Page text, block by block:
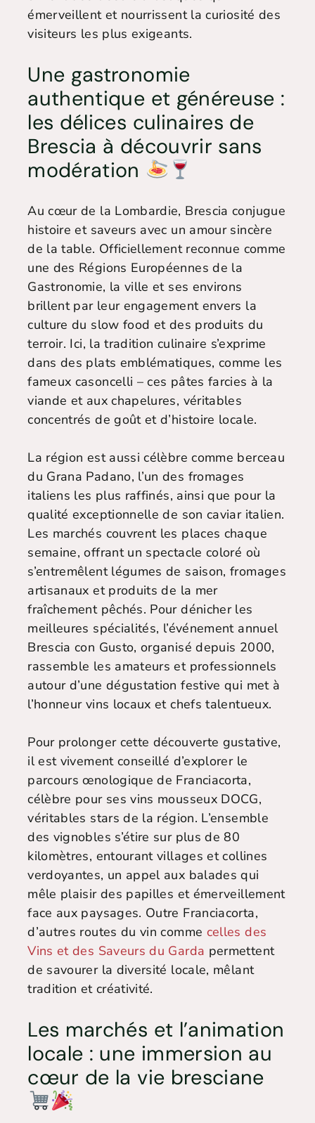
émerveillent et nourrissent la curiosité des
visiteurs les plus exigeants.
Une gastronomie
authentique et généreuse :
les délices culinaires de
Brescia à découvrir sans
modération
Au cœur de la Lombardie, Brescia conjugue
histoire et saveurs avec un amour sincère
de la table. Officiellement reconnue comme
une des Régions Européennes de la
Gastronomie, la ville et ses environs
brillent par leur engagement envers la
culture du slow food et des produits du
terroir. Ici, la tradition culinaire s’exprime
dans des plats emblématiques, comme les
fameux casoncelli – ces pâtes farcies à la
viande et aux chapelures, véritables
concentrés de goût et d’histoire locale.
La région est aussi célèbre comme berceau
du Grana Padano, l’un des fromages
italiens les plus raffinés, ainsi que pour la
qualité exceptionnelle de son caviar italien.
Les marchés couvrent les places chaque
semaine, offrant un spectacle coloré où
s’entremêlent légumes de saison, fromages
artisanaux et produits de la mer
fraîchement pêchés. Pour dénicher les
meilleures spécialités, l’événement annuel
Brescia con Gusto, organisé depuis 2000,
rassemble les amateurs et professionnels
autour d’une dégustation festive qui met à
l’honneur vins locaux et chefs talentueux.
Pour prolonger cette découverte gustative,
il est vivement conseillé d’explorer le
parcours œnologique de Franciacorta,
célèbre pour ses vins mousseux DOCG,
véritables stars de la région. L’ensemble
des vignobles s’étire sur plus de 80
kilomètres, entourant villages et collines
verdoyantes, un appel aux balades qui
mêle plaisir des papilles et émerveillement
face aux paysages. Outre Franciacorta,
d’autres routes du vin comme celles des
Vins et des Saveurs du Garda permettent
de savourer la diversité locale, mêlant
tradition et créativité.
Les marchés et l’animation
locale : une immersion au
cœur de la vie bresciane